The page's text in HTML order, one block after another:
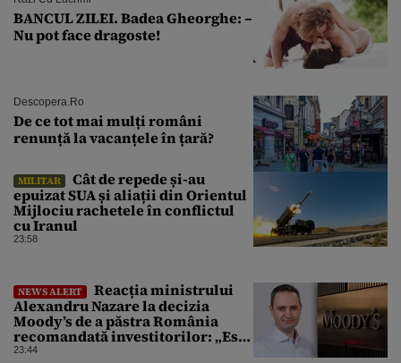
BANCUL ZILEI. Badea Gheorghe: –
Nu pot face dragoste!
Descopera.ro
De ce tot mai mulți români
renunță la vacanțele în țară?
MILITAR
Cât de repede și-au
epuizat SUA și aliații din Orientul
Mijlociu rachetele în conflictul
cu Iranul
23:58
NEWS ALERT
Reacția ministrului
Alexandru Nazare la decizia
Moody’s de a păstra România
recomandată investitorilor: „Este
un răgaz, dar în niciun caz un
23:44